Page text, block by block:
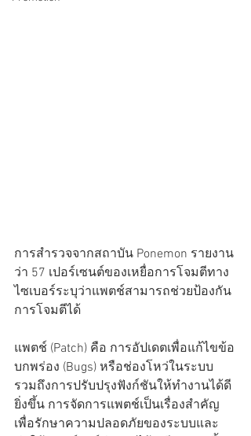
การสำรวจจากสถาบัน Ponemon รายงาน
ว่า 57 เปอร์เซนต์ของเหยื่อการโจมตีทาง
ไซเบอร์ระบุว่าแพตช์สามารถช่วยป้องกัน
การโจมตีได้
แพตช์ (Patch) คือ การอัปเดตเพื่อแก้ไขข้อ
บกพร่อง (Bugs) หรือช่องโหว่ในระบบ
รวมถึงการปรับปรุงฟังก์ชันให้ทำงานได้ดี
ยิ่งขึ้น การจัดการแพตช์เป็นเรื่องสำคัญ
เพื่อรักษาความปลอดภัยของระบบและ